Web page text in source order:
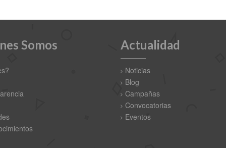
Somos Actualidad
Noticias
Blog
Campañas
Convocatorias
Eventos